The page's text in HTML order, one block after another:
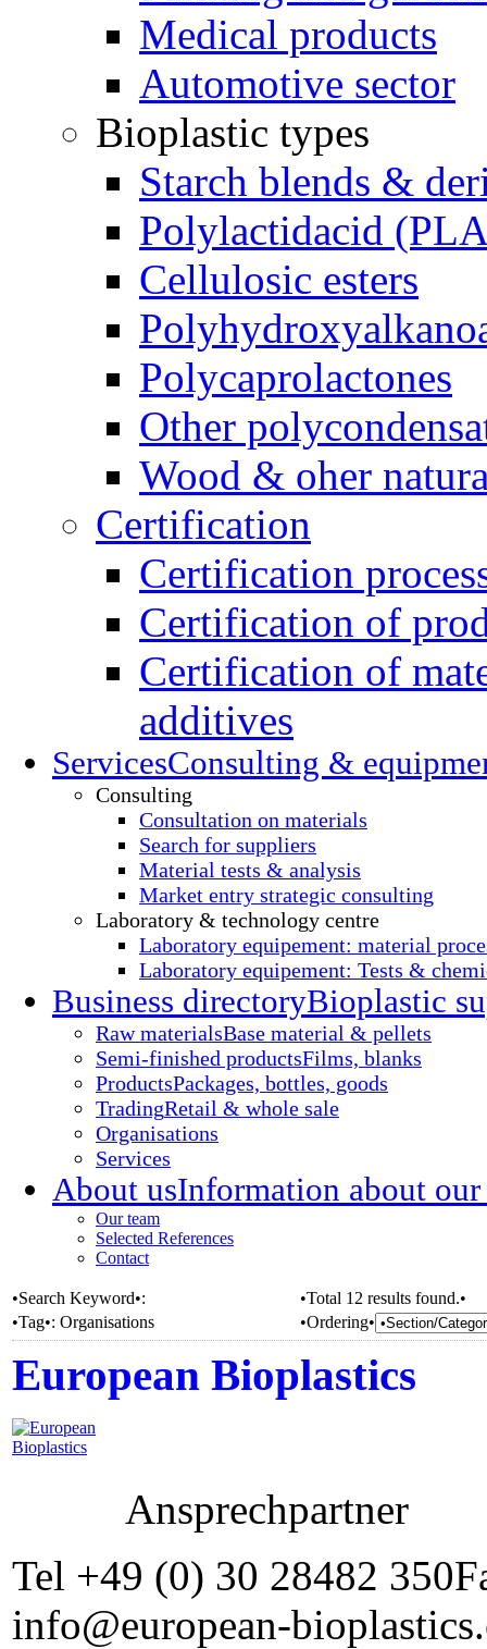
Medical products
Automotive sector
Bioplastic types
Starch blends &
Polylactidacid
Cellulosic esters
Polycaprolactones
Other
Wood & oher
Certification
Certification
Certification of
Certification of
additives
ServicesConsulting &
Consulting
Consultation on materials
Search for suppliers
Material tests & analysis
Market entry strategic consulting
Laboratory & technology centre
Laboratory equipement: material
Laboratory equipement: Tests &
Business directoryBioplastic
Raw materialsBase material & pellets
Semi-finished productsFilms, blanks
ProductsPackages, bottles, goods
TradingRetail & whole sale
Organisations
Services
About usInformation about our
Our team
Selected References
Contact
•Search Keyword•:
•Total 12 results found.•
•Tag•: Organisations •Ordering•
European Bioplastics
Ansprechpartner
Tel +49 (0) 30 28482
info@european-